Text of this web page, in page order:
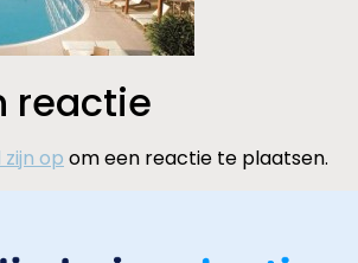
reactie
op om een reactie te plaatsen.